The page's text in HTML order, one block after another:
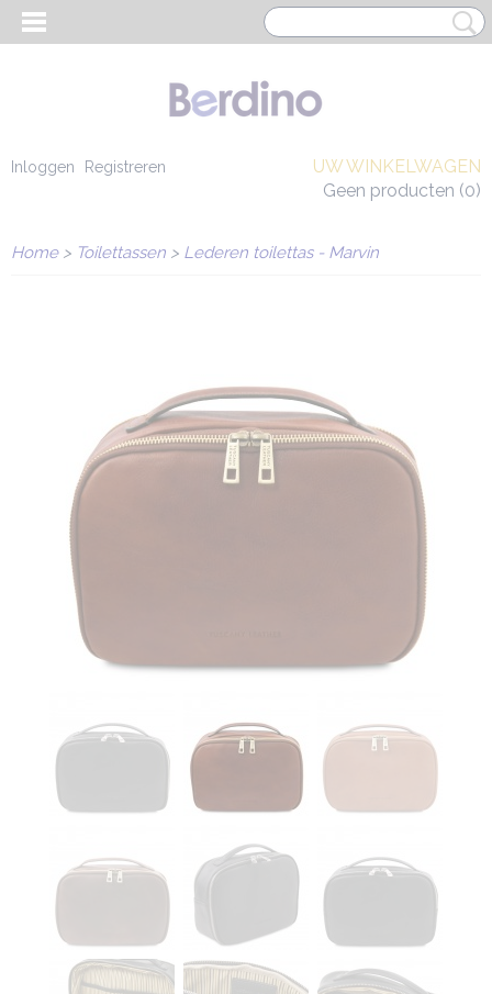
Inloggen Registreren
UW WINKELWAGEN
Geen producten (0)
Home> Toilettassen > Lederen toilettas - Marvin